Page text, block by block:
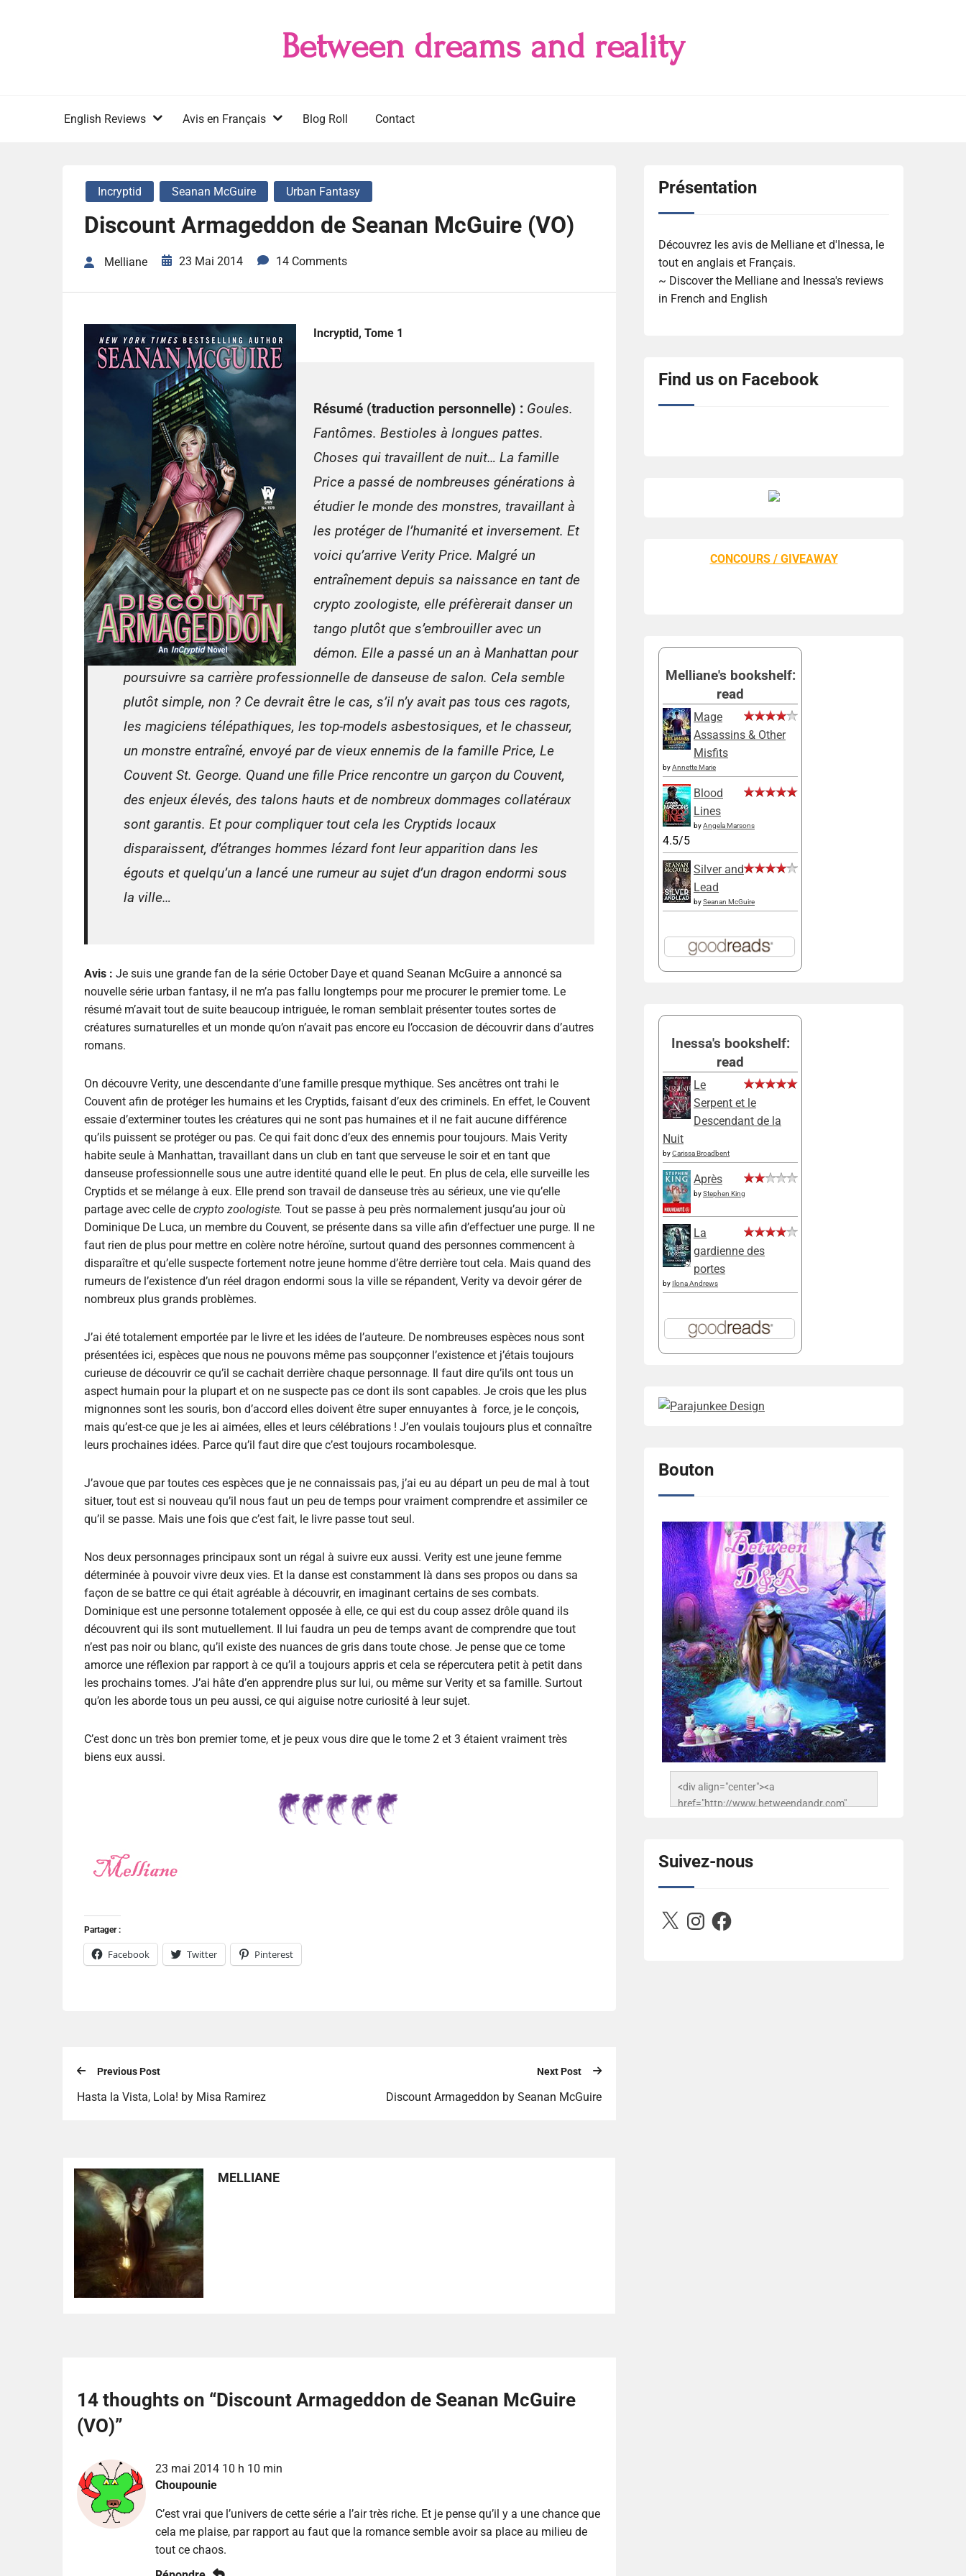
Between dreams and reality
English Reviews Avis en Français Blog Roll Contact
Incryptid Seanan McGuire Urban Fantasy
Discount Armageddon de Seanan McGuire (VO)
Melliane 23 Mai 2014 14 Comments
Incryptid, Tome 1
Résumé (traduction personnelle) : Goules.
Fantômes. Bestioles à longues pattes.
Choses qui travaillent de nuit… La famille
Price a passé de nombreuses générations à
étudier le monde des monstres, travaillant à
les protéger de l’humanité et inversement. Et
voici qu’arrive Verity Price. Malgré un
entraînement depuis sa naissance en tant de
crypto zoologiste, elle préfèrerait danser un
tango plutôt que s’embrouiller avec un
démon. Elle a passé un an à Manhattan pour
poursuivre sa carrière professionnelle de danseuse de salon. Cela semble
plutôt simple, non ? Ce devrait être le cas, s’il n’y avait pas tous ces ragots,
les magiciens télépathiques, les top-models asbestosiques, et le chasseur,
un monstre entraîné, envoyé par de vieux ennemis de la famille Price, Le
Couvent St. George. Quand une fille Price rencontre un garçon du Couvent,
des enjeux élevés, des talons hauts et de nombreux dommages collatéraux
sont garantis. Et pour compliquer tout cela les Cryptids locaux
disparaissent, d’étranges hommes lézard font leur apparition dans les
égouts et quelqu’un a lancé une rumeur au sujet d’un dragon endormi sous
la ville…
Avis : Je suis une grande fan de la série October Daye et quand Seanan McGuire a annoncé sa
nouvelle série urban fantasy, il ne m’a pas fallu longtemps pour me procurer le premier tome. Le
résumé m’avait tout de suite beaucoup intriguée, le roman semblait présenter toutes sortes de
créatures surnaturelles et un monde qu’on n’avait pas encore eu l’occasion de découvrir dans d’autres
romans.
On découvre Verity, une descendante d’une famille presque mythique. Ses ancêtres ont trahi le
Couvent afin de protéger les humains et les Cryptids, faisant d’eux des criminels. En effet, le Couvent
essaie d’exterminer toutes les créatures qui ne sont pas humaines et il ne fait aucune différence
qu’ils puissent se protéger ou pas. Ce qui fait donc d’eux des ennemis pour toujours. Mais Verity
habite seule à Manhattan, travaillant dans un club en tant que serveuse le soir et en tant que
danseuse professionnelle sous une autre identité quand elle le peut. En plus de cela, elle surveille les
Cryptids et se mélange à eux. Elle prend son travail de danseuse très au sérieux, une vie qu’elle
partage avec celle de crypto zoologiste. Tout se passe à peu près normalement jusqu’au jour où
Dominique De Luca, un membre du Couvent, se présente dans sa ville afin d’effectuer une purge. Il ne
faut rien de plus pour mettre en colère notre héroïne, surtout quand des personnes commencent à
disparaître et qu’elle suspecte fortement notre jeune homme d’être derrière tout cela. Mais quand des
rumeurs de l’existence d’un réel dragon endormi sous la ville se répandent, Verity va devoir gérer de
nombreux plus grands problèmes.
J’ai été totalement emportée par le livre et les idées de l’auteure. De nombreuses espèces nous sont
présentées ici, espèces que nous ne pouvons même pas soupçonner l’existence et j’étais toujours
curieuse de découvrir ce qu’il se cachait derrière chaque personnage. Il faut dire qu’ils ont tous un
aspect humain pour la plupart et on ne suspecte pas ce dont ils sont capables. Je crois que les plus
mignonnes sont les souris, bon d’accord elles doivent être super ennuyantes à force, je le conçois,
mais qu’est-ce que je les ai aimées, elles et leurs célébrations ! J’en voulais toujours plus et connaître
leurs prochaines idées. Parce qu’il faut dire que c’est toujours rocambolesque.
J’avoue que par toutes ces espèces que je ne connaissais pas, j’ai eu au départ un peu de mal à tout
situer, tout est si nouveau qu’il nous faut un peu de temps pour vraiment comprendre et assimiler ce
qu’il se passe. Mais une fois que c’est fait, le livre passe tout seul.
Nos deux personnages principaux sont un régal à suivre eux aussi. Verity est une jeune femme
déterminée à pouvoir vivre deux vies. Et la danse est constamment là dans ses propos ou dans sa
façon de se battre ce qui était agréable à découvrir, en imaginant certains de ses combats.
Dominique est une personne totalement opposée à elle, ce qui est du coup assez drôle quand ils
découvrent qui ils sont mutuellement. Il lui faudra un peu de temps avant de comprendre que tout
n’est pas noir ou blanc, qu’il existe des nuances de gris dans toute chose. Je pense que ce tome
amorce une réflexion par rapport à ce qu’il a toujours appris et cela se répercutera petit à petit dans
les prochains tomes. J’ai hâte d’en apprendre plus sur lui, ou même sur Verity et sa famille. Surtout
qu’on les aborde tous un peu aussi, ce qui aiguise notre curiosité à leur sujet.
C’est donc un très bon premier tome, et je peux vous dire que le tome 2 et 3 étaient vraiment très
biens eux aussi.
Partager :
Facebook Twitter Pinterest
Previous Post
Hasta la Vista, Lola! by Misa Ramirez
Next Post
Discount Armageddon by Seanan McGuire
MELLIANE
14 thoughts on “Discount Armageddon de Seanan McGuire
(VO)”
23 mai 2014 10 h 10 min
Choupounie
C’est vrai que l’univers de cette série a l’air très riche. Et je pense qu’il y a une chance que
cela me plaise, par rapport au faut que la romance semble avoir sa place au milieu de
tout ce chaos.
Présentation
Découvrez les avis de Melliane et d'Inessa, le
tout en anglais et Français.
~ Discover the Melliane and Inessa's reviews
in French and English
Find us on Facebook
CONCOURS / GIVEAWAY
Melliane's bookshelf:
read
Mage
Assassins & Other
Misfits
byAnnette Marie
Blood
Lines
byAngela Marsons
4.5/5
Silver and
Lead
bySeanan McGuire
Inessa's bookshelf:
read
Le
Serpent et le
Descendant de la
Nuit
byCarissa Broadbent
Après
byStephen King
La
gardienne des
portes
by Ilona Andrews
Bouton
<div align="center"><a
href="http://www.betweendandr.com"
503716673157532-
2788222864243652657-n.jpg"
alt="Between D&R" style="border:none;" />
Suivez-nous
X InstagramFacebook